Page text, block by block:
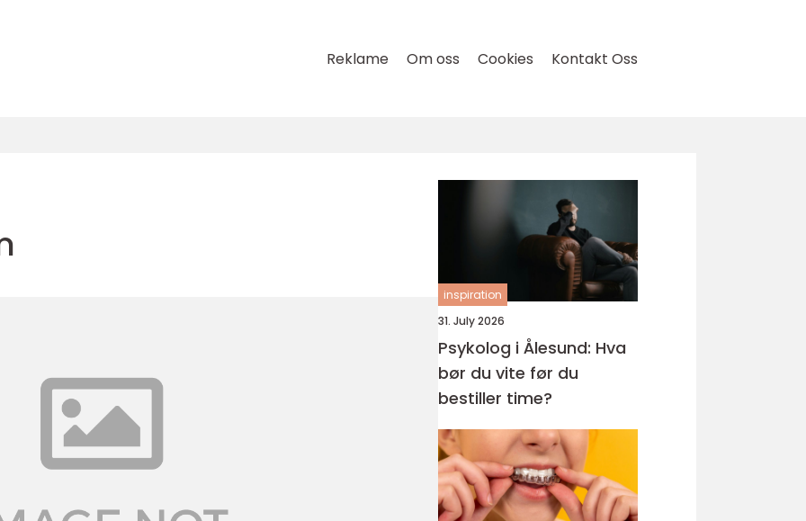
Reklame Om oss Cookies Kontakt Oss
inspiration
31. July 2026
Psykolog i Ålesund: Hva
bør du vite før du
bestiller time?